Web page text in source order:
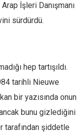
İşleri Danışmanı
sürdürdü.
hep tartışıldı.
tarihli Nieuwe
bir yazısında onun
bunu gizlediğini
tarafından şiddetle